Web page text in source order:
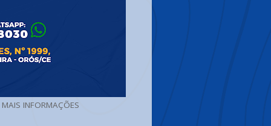
INFORMAÇÕES